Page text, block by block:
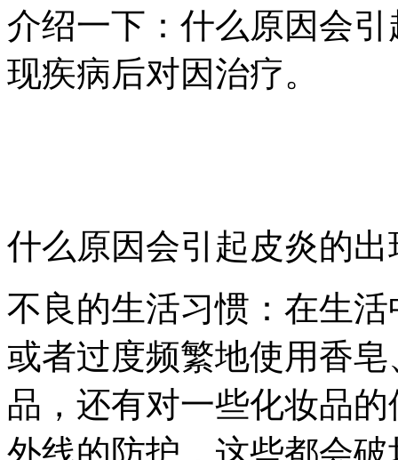
介绍一下：什么原因会
现疾病后对因治疗。
什么原因会引起皮炎的出
不良的生活习惯：在生
或者过度频繁地使用香
品，还有对一些化妆品
外线的防护，这些都会